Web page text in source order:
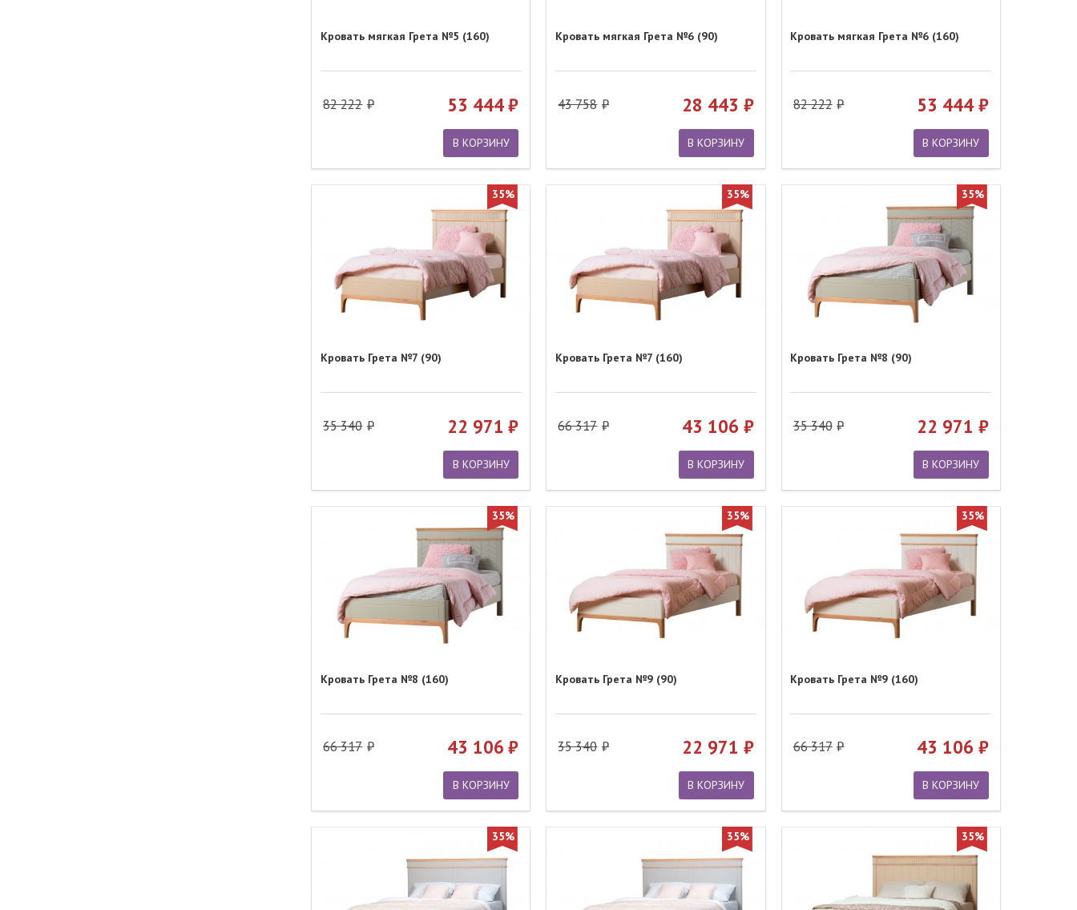
Кровать мягкая Грета №5 (160)
82 222 53 444
В КОРЗИНУ
Кровать мягкая Грета №6 (90)
43 758 28 443
В КОРЗИНУ
Кровать мягкая Грета №6 (160)
82 222 53 444
В КОРЗИНУ
35%
Кровать Грета №7 (90)
35 340 22 971
В КОРЗИНУ
35%
Кровать Грета №7 (160)
66 317 43 106
В КОРЗИНУ
35%
Кровать Грета №8 (90)
35 340 22 971
В КОРЗИНУ
35%
Кровать Грета №8 (160)
66 317 43 106
В КОРЗИНУ
35%
Кровать Грета №9 (90)
35 340 22 971
В КОРЗИНУ
35%
Кровать Грета №9 (160)
66 317 43 106
В КОРЗИНУ
35% 35% 35%